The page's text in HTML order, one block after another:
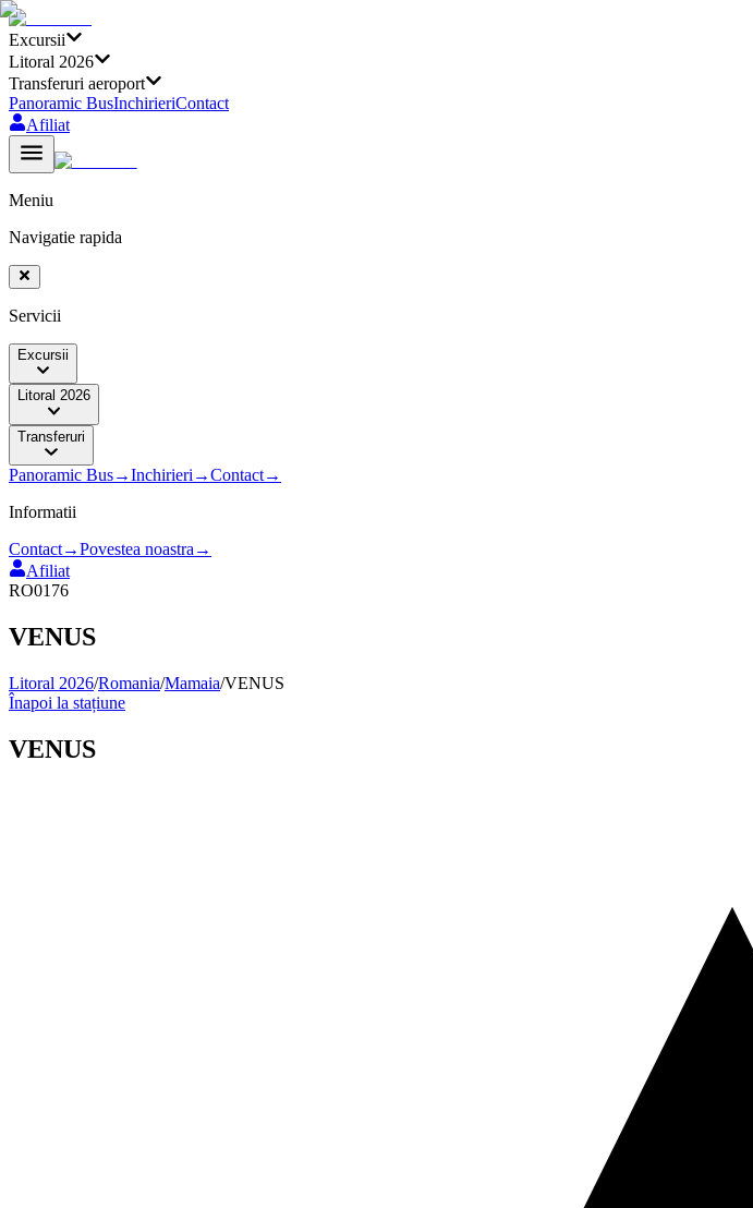
Excursii
Litoral 2026
Transferuri aeroport
Panoramic BusInchirieriContact
Afiliat
Meniu
Navigatie rapida
Servicii
Excursii
Litoral 2026
Transferuri
Panoramic Bus→Inchirieri →Contact→
Informatii
Contact→Povestea noastra →
Afiliat
RO0176
VENUS
Litoral 2026/Romania/Mamaia/VENUS
Înapoi la stațiune
VENUS